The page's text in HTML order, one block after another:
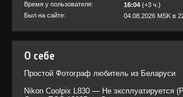
Время у пользователя:
16:04 (+3 ч.)
Был на сайте:
04.08.2026 MSK в
О себе
Простой Фотограф любитель из Беларуси
Nikon Coolpix L830 — Не эксплуатируется